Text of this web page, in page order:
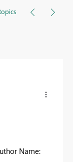
Name: